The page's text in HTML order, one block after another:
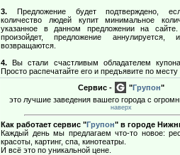
3. Предложение будет подтверждено,
количество людей купит минимальное
указанное в данном предложении на
произойдет, предложение
возвращаются.
4. Вы стали счастливым обладателем
Просто распечатайте его и предъявите по
Сервис - "Групон"
это лучшие заведения вашего города с
наверх
Как работает сервис "Групон" в городе
Каждый день мы предлагаем что-то новое:
красоты, картинг, спа, кинотеатры.
И всё это по уникальной цене.